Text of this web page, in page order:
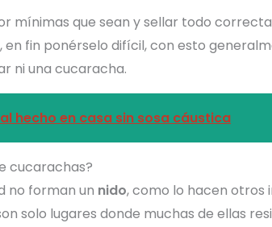
mínimas que sean y sellar todo
en fin ponérselo difícil, con esto
ni una cucaracha.
hecho en casa sin sosa cáustica
cucarachas?
no forman un nido, como lo hacen otros
solo lugares donde muchas de ellas